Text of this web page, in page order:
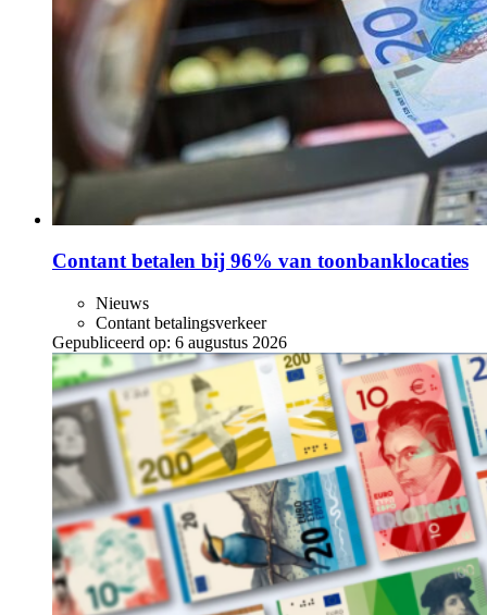
Contant betalen bij 96% van toonbanklocaties
Nieuws
Contant betalingsverkeer
Gepubliceerd op: 6 augustus 2026